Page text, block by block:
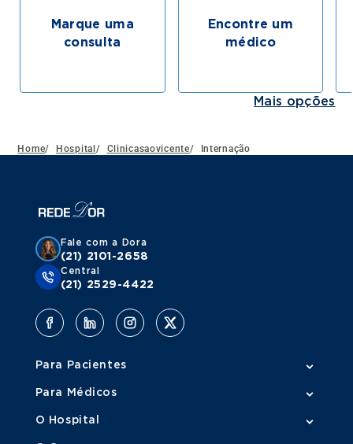
Marque uma
consulta
Encontre um
médico
Mais opções
Home/ Hospital / Clinicasaovicente/ Internação
Fale com a Dora
(21) 2101-2658
Central
(21) 2529-4422
Para Pacientes
Para Médicos
O Hospital